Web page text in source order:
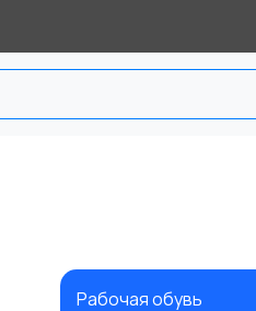
Рабочая обувь